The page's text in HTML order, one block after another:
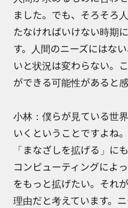
ました。でも、そろそろ
たなければいけない時期
す。人間のニーズにはな
いと状況は変わらない。
ができる可能性があると感
小林：僕らが見ている世
いくということですよね
「まなざしを拡げる」に
コンピューティングによ
をもっと拡げたい。それ
理由だと考えています。